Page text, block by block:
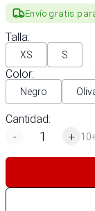
Envío gratis
Talla:
XS S
Color:
Negro
Cantidad:
-
+